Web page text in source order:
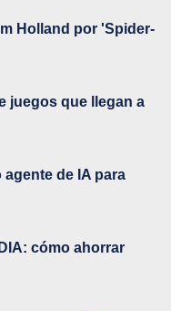
Holland por 'Spider-
juegos que llegan a
agente de IA para
cómo ahorrar